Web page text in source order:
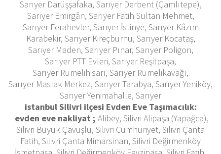
Sarıyer Darüşşafaka, Sarıyer Derbent (Çamlıtepe),
Sarıyer Emirgân, Sarıyer Fatih Sultan Mehmet,
Sarıyer Ferahevler, Sarıyer İstinye, Sarıyer Kâzım
Karabekir, Sarıyer Kireçburnu, Sarıyer Kocataş,
Sarıyer Maden, Sarıyer Pınar, Sarıyer Poligon,
Sarıyer PTT Evleri, Sarıyer Reşitpaşa,
Sarıyer Rumelihisarı, Sarıyer Rumelikavağı,
Sarıyer Maslak Merkez, Sarıyer Tarabya, Sarıyer Yeniköy,
Sarıyer Yenimahalle, Sarıyer
istanbul Silivri ilçesi Evden Eve Taşımacılık:
evden eve nakliyat ; Alibey, Silivri Alipaşa (Yapağca),
Silivri Büyük Çavuşlu, Silivri Cumhuriyet, Silivri Çanta
Fatih, Silivri Çanta Mimarsinan, Silivri Değirmenköy